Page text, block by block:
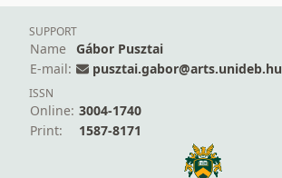
SUPPORT
Name
Gábor Pusztai
E-mail:
pusztai.gabor@arts.unideb.hu
ISSN
Online: 3004-1740
Print:
1587-8171